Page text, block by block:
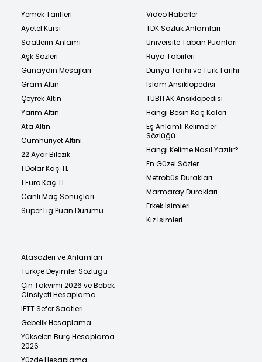
Yemek Tarifleri
Ayetel Kürsi
Saatlerin Anlamı
Aşk Sözleri
Günaydın Mesajları
Gram Altın
Çeyrek Altın
Yarım Altın
Ata Altın
Cumhuriyet Altını
22 Ayar Bilezik
1 Dolar Kaç TL
1 Euro Kaç TL
Canlı Maç Sonuçları
Süper Lig Puan Durumu
Video Haberler
TDK Sözlük Anlamları
Üniversite Taban Puanları
Rüya Tabirleri
Dünya Tarihi ve Türk Tarihi
İslam Ansiklopedisi
TÜBİTAK Ansiklopedisi
Hangi Besin Kaç Kalori
Eş Anlamlı Kelimeler
Sözlüğü
Hangi Kelime Nasıl Yazılır?
En Güzel Sözler
Metrobüs Durakları
Marmaray Durakları
Erkek İsimleri
Kız İsimleri
Atasözleri ve Anlamları
Türkçe Deyimler Sözlüğü
Çin Takvimi 2026 ve Bebek
Cinsiyeti Hesaplama
İETT Sefer Saatleri
Gebelik Hesaplama
Yükselen Burç Hesaplama
2026
Yüzde Hesaplama